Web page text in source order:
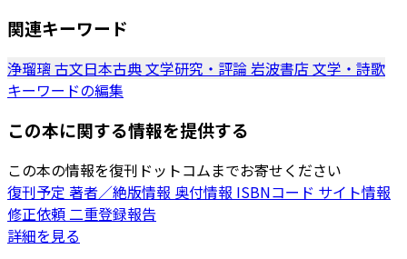
関連キーワード
浄瑠璃古文日本古典文学研究・評論岩波書店文学・詩歌
キーワードの編集
この本に関する情報を提供する
この本の情報を復刊ドットコムまでお寄せください
復刊予定 著者／絶版情報 奥付情報 ISBNコード サイト情報
修正依頼二重登録報告
詳細を見る